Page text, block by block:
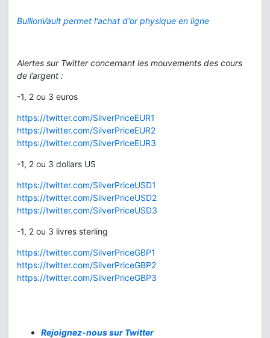
BullionVault permet l'achat d'or physique en ligne
Alertes sur Twitter concernant les mouvements des cours
de l’argent :
-1, 2 ou 3 euros
https://twitter.com/SilverPriceEUR1
https://twitter.com/SilverPriceEUR2
https://twitter.com/SilverPriceEUR3
-1, 2 ou 3 dollars US
https://twitter.com/SilverPriceUSD1
https://twitter.com/SilverPriceUSD2
https://twitter.com/SilverPriceUSD3
-1, 2 ou 3 livres sterling
https://twitter.com/SilverPriceGBP1
https://twitter.com/SilverPriceGBP2
https://twitter.com/SilverPriceGBP3
Rejoignez-nous sur Twitter